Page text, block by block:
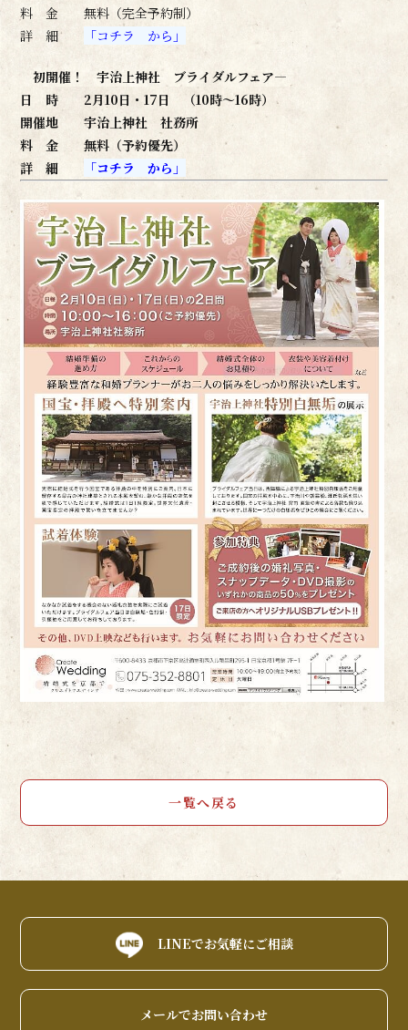
料 金 無料（完全予約制）
詳 細
「コチラ から」
初開催！ 宇治上神社 ブライダルフェア―
日 時 2月10日・17日 （10時～16時）
開催地 宇治上神社 社務所
料 金 無料（予約優先）
詳 細
「コチラ から」
一覧へ戻る
LINEでお気軽にご相談
メールでお問い合わせ